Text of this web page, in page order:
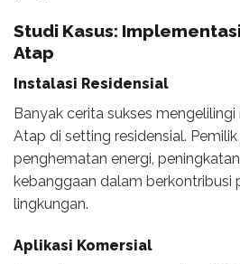
Studi Kasus: Implementasi
Atap
Instalasi Residensial
Banyak cerita sukses
Atap di setting residensial.
penghematan energi,
kebanggaan dalam berkontribusi
lingkungan.
Aplikasi Komersial